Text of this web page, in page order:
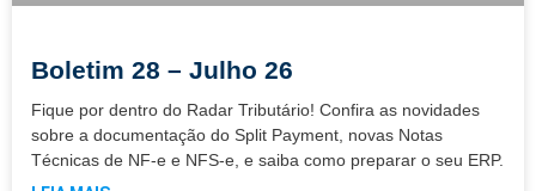
Boletim 28 – Julho 26
Fique por dentro do Radar Tributário! Confira as novidades
sobre a documentação do Split Payment, novas Notas
Técnicas de NF-e e NFS-e, e saiba como preparar o seu ERP.